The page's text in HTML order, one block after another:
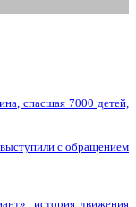
спасшая 7000 детей,
с обращением